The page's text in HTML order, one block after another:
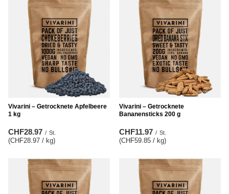
Vivarini – Getrocknete Apfelbeere
1 kg
CHF28.97 / St.
(CHF28.97 / kg)
Vivarini – Getrocknete
Bananensticks 200 g
CHF11.97 / St.
(CHF59.85 / kg)